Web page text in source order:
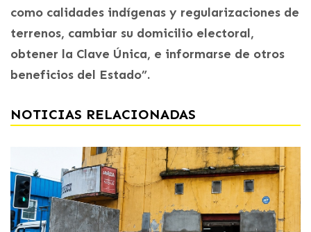
como calidades indígenas y regularizaciones de
terrenos, cambiar su domicilio electoral,
obtener la Clave Única, e informarse de otros
beneficios del Estado”.
NOTICIAS RELACIONADAS